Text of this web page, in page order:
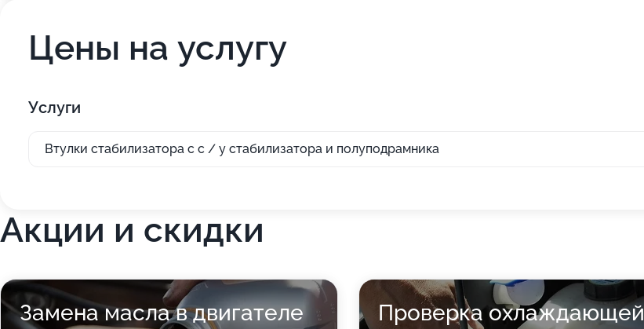
Цены на услугу
Услуги
Втулки стабилизатора с с / у стабилизатора и полуподрамника
Акции и скидки
Замена масла в двигателе
Проверка охлаждающей